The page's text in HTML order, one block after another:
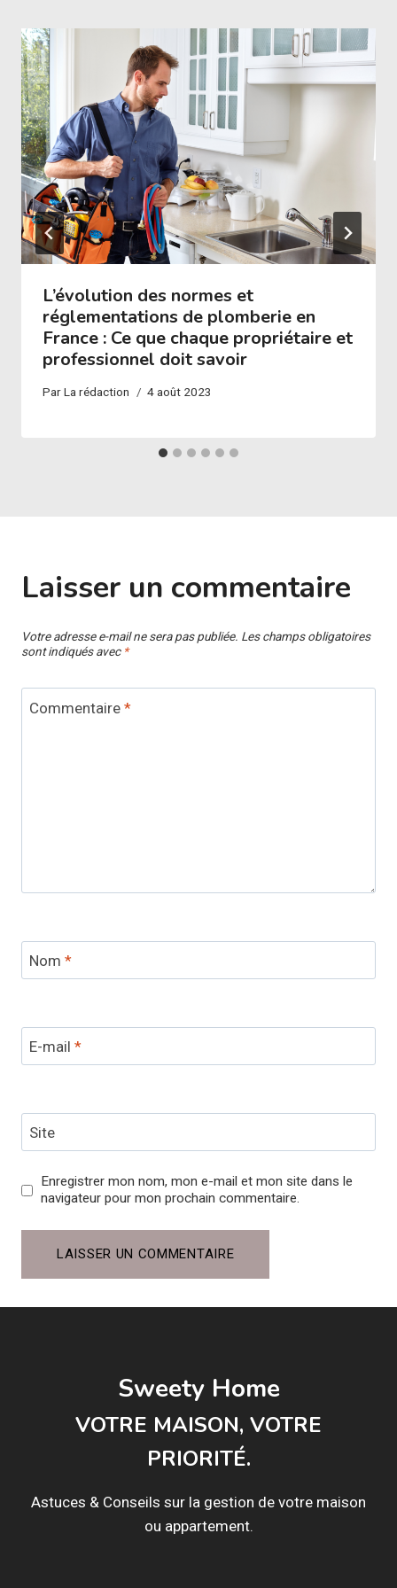
L’évolution des normes et
réglementations de plomberie en
France : Ce que chaque propriétaire et
professionnel doit savoir
ParLa rédaction 4 août 2023
Laisser un commentaire
Votre adresse e-mail ne sera pas publiée. Les champs obligatoires
sont indiqués avec *
Commentaire *
Nom *
E-mail *
Site
Enregistrer mon nom, mon e-mail et mon site dans le
navigateur pour mon prochain commentaire.
Sweety Home
VOTRE MAISON, VOTRE
PRIORITÉ.
Astuces & Conseils sur la gestion de votre maison
ou appartement.